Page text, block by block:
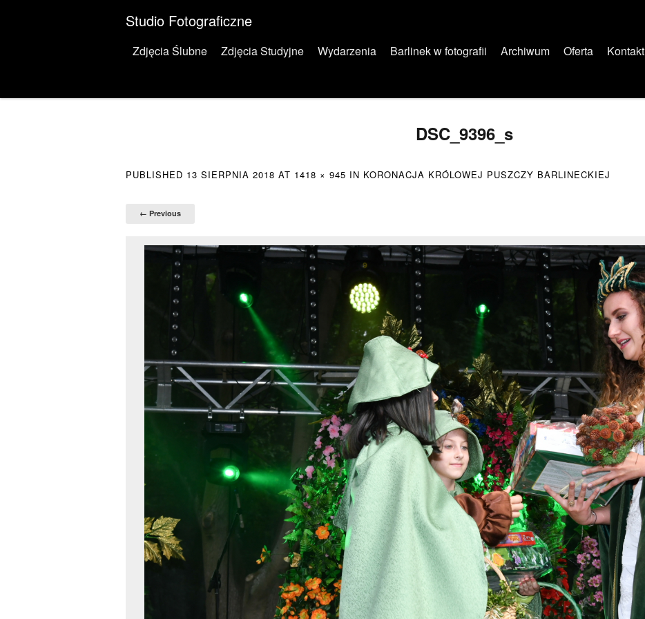
Studio Fotograficzne
Menu
Skip to content
Zdjęcia Ślubne Zdjęcia Studyjne Wydarzenia Barlinek w fotografii Archiwum Oferta Kontakt
DSC_9396_s
PUBLISHED 13 SIERPNIA 2018 AT 1418 × 945 IN KORONACJA KRÓLOWEJ PUSZCZY BARLINECKIEJ
← Previous